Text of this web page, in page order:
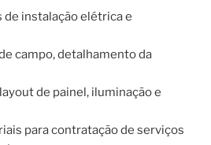
instalação elétrica e
campo, detalhamento da
de painel, iluminação e
para contratação de serviços